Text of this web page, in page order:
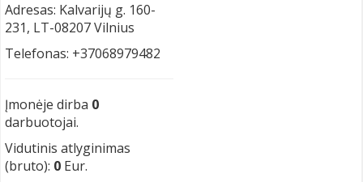
Adresas: Kalvarijų g. 160-
231, LT-08207 Vilnius
Telefonas: +37068979482
Įmonėje dirba 0
darbuotojai.
Vidutinis atlyginimas
(bruto): 0 Eur.